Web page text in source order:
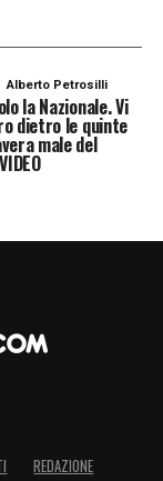
Alberto Petrosilli
la Nazionale. Vi
dietro le quinte
male del
REDAZIONE